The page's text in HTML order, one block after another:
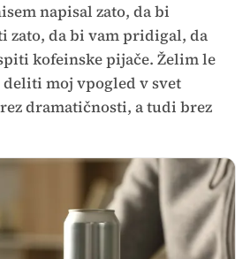
napisal zato, da bi
zato, da bi vam pridigal, da
kofeinske pijače. Želim le
moj vpogled v svet
dramatičnosti, a tudi brez